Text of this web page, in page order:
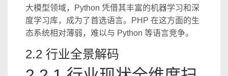
大模型领域，Python 凭借其丰富的机器学习和深
度学习库，成为了首选语言。PHP 在这方面的生
态系统相对薄弱，难以与 Python 等语言竞争。
2.2 行业全景解码